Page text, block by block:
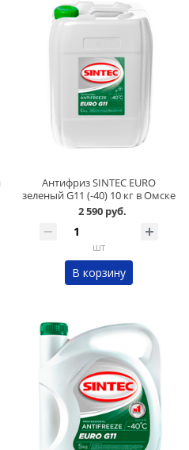
Антифриз SINTEC EURO
зеленый G11 (-40) 10 кг в Омске
2 590 руб.
шт
В корзину